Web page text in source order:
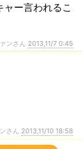
ー言われるこ
ンさん 2013,11/7 0:45
さん 2013,11/10 18:58